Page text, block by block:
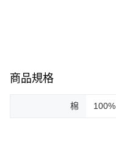
商品規格
棉 100%